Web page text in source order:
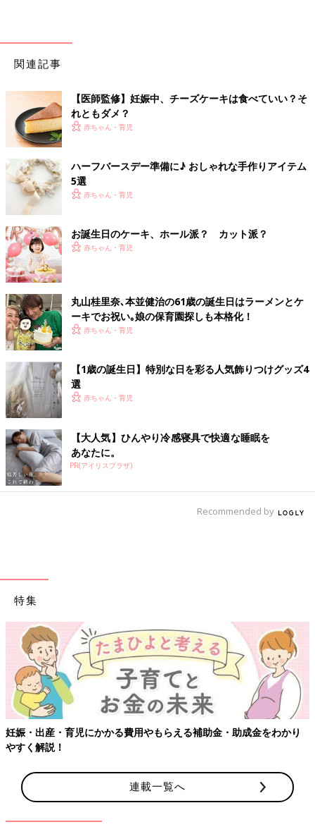
関連記事
【医師監修】妊娠中、チーズケーキは食べていい？そ
れともダメ？
赤ちゃん・育児
ハーフバースデー準備に♪ おしゃれな手作りアイテム
5選
赤ちゃん・育児
お誕生日のケーキ、ホール派？ カット派？
赤ちゃん・育児
丸山桂里奈､本並健治の61歳の誕生日はラーメンとケ
ーキでお祝い｡娘の保育園探しも本格化！
赤ちゃん・育児
【1歳の誕生日】特別な日を彩る人気飾りつけグッズ4
選
赤ちゃん・育児
【大人気】ひんやり冷感寝具で快適な睡眠を
あなたに。
PR(アイリスプラザ)
Recommended by
特集
【ワクチン接種できるものも】妊婦の感染症対策、知っておいて！
連載一覧へ